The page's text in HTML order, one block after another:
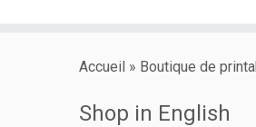
Accueil » Boutique de
Shop in English